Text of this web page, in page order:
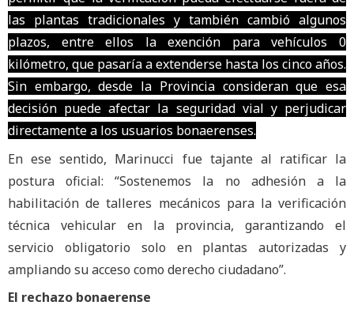
las plantas tradicionales y también cambió algunos
plazos, entre ellos la exención para vehículos 0
kilómetro, que pasaría a extenderse hasta los cinco años.
Sin embargo, desde la Provincia consideran que esa
decisión puede afectar la seguridad vial y perjudicar
directamente a los usuarios bonaerenses.
En ese sentido, Marinucci fue tajante al ratificar la
postura oficial: “Sostenemos la no adhesión a la
habilitación de talleres mecánicos para la verificación
técnica vehicular en la provincia, garantizando el
servicio obligatorio solo en plantas autorizadas y
ampliando su acceso como derecho ciudadano”.
El rechazo bonaerense